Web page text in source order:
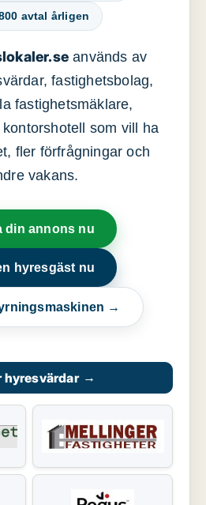
avtal årligen
används av
fastighetsbolag,
fastighetsmäklare,
som vill ha
fler förfrågningar och
vakans.
din annons nu
hyresgäst nu
→
hyresvärdar →